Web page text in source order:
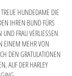
HUNDEDAME DIE
IHREN BUND FÜRS
FRAU VERLIESSEN
EINEM MEHR VON
DEN GRATULATIONEN
AUF DER HARLEY